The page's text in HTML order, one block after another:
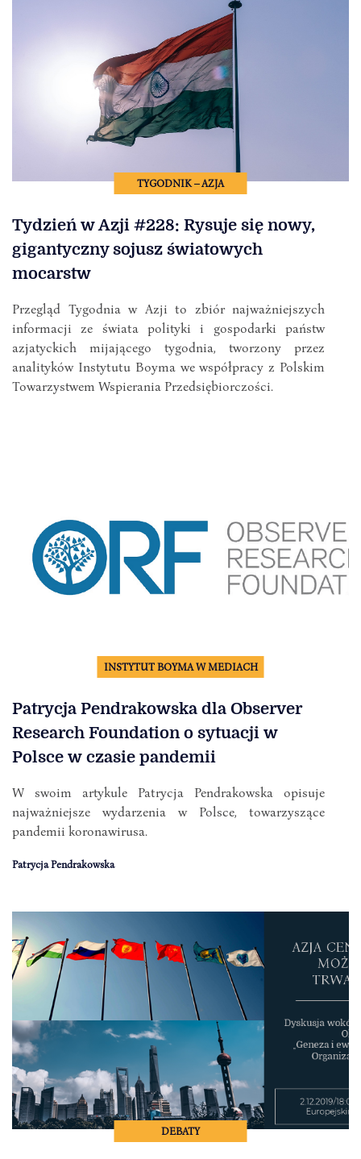
TYGODNIK – AZJA
Tydzień w Azji #228: Rysuje się nowy,
gigantyczny sojusz światowych
mocarstw
Przegląd Tygodnia w Azji to zbiór najważniejszych
informacji ze świata polityki i gospodarki państw
azjatyckich mijającego tygodnia, tworzony przez
analityków Instytutu Boyma we współpracy z Polskim
Towarzystwem Wspierania Przedsiębiorczości.
INSTYTUT BOYMA W MEDIACH
Patrycja Pendrakowska dla Observer
Research Foundation o sytuacji w
Polsce w czasie pandemii
W swoim artykule Patrycja Pendrakowska opisuje
najważniejsze wydarzenia w Polsce, towarzyszące
pandemii koronawirusa.
Patrycja Pendrakowska
DEBATY